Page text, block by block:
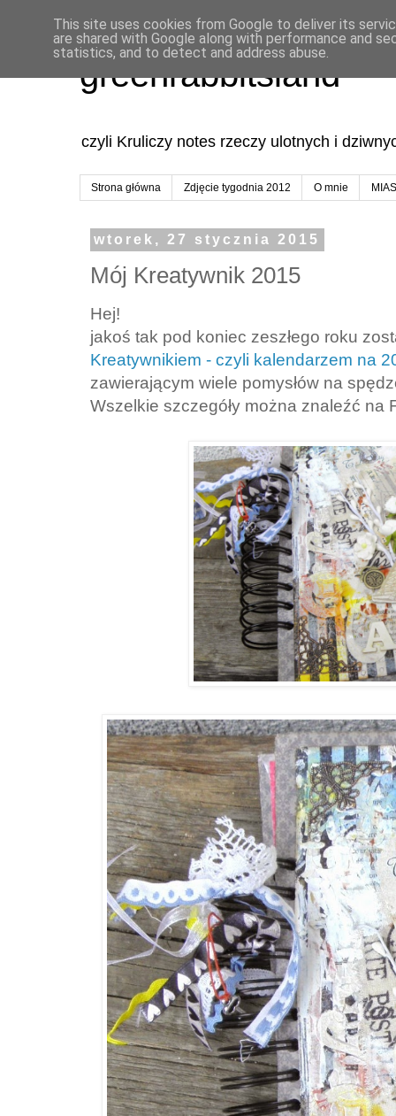
greenrabbitsland
czyli Kruliczy notes rzeczy ulotnych i
Strona główna Zdjęcie tygodnia 2012 O mnie
wtorek, 27 stycznia 2015
Mój Kreatywnik 2015
Hej!
jakoś tak pod koniec zeszłego roku
Kreatywnikiem - czyli kalendarzem na
zawierającym wiele pomysłów na
Wszelkie szczegóły można znaleźć na
This site uses cookies from Google to deliver its
are shared with Google along with performance and
statistics, and to detect and address abuse.